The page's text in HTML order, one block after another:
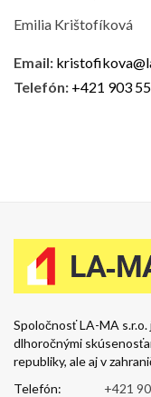
Emilia Krištofíková
Email:
Telefón: +421 903
Spoločnosť LA-MA
dlhoročnými
republiky, ale aj v
Telefón:
+421